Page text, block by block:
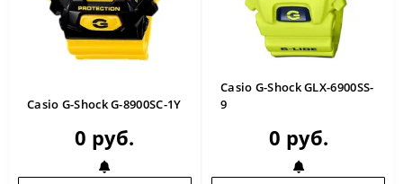
Casio G-Shock G-8900SC-1Y
0 руб.
Casio G-Shock GLX-6900SS-
9
0 руб.